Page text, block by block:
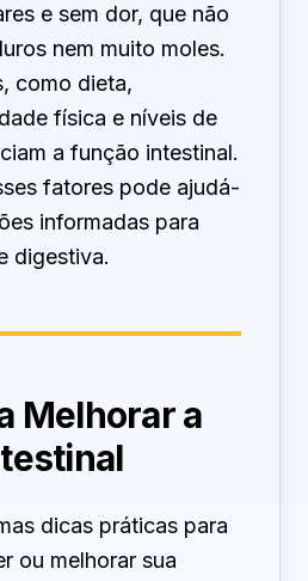
e sem dor, que não
nem muito moles.
como dieta,
física e níveis de
a função intestinal.
fatores pode ajudá-
informadas para
digestiva.
Melhorar a
dicas práticas para
ou melhorar sua